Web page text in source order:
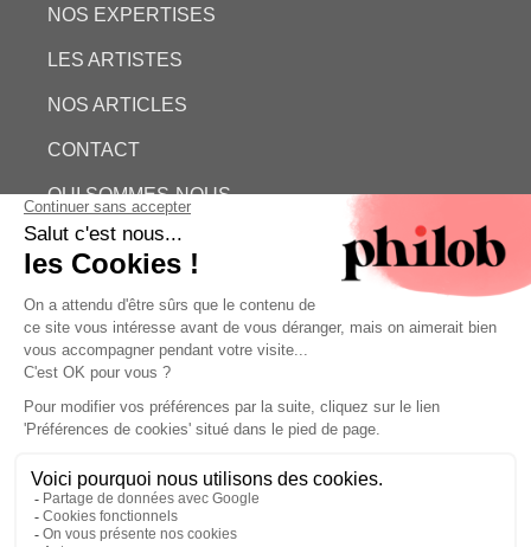
NOS EXPERTISES
LES ARTISTES
NOS ARTICLES
CONTACT
QUI SOMMES-NOUS
ESTIMATION GRATUITE
PHILOB
MENTIONS LÉGALES